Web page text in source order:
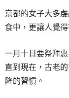
京都的女子大多
食中，更讓人覺得
一月十日要祭拜
直到現在，古老
隆的習慣。